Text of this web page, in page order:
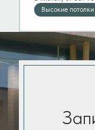
Высокие потолки